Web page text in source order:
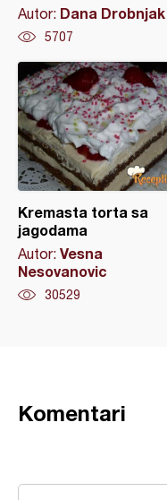
Autor: Dana Drobnjak
5707
Kremasta torta sa
jagodama
Autor: Vesna
Nesovanovic
30529
Komentari